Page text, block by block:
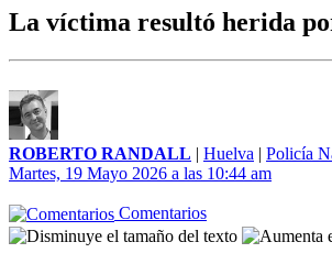
La víctima resultó herida
ROBERTO RANDALL | Huelva | Policía
Martes, 19 Mayo 2026 a las 10:44 am
Comentarios